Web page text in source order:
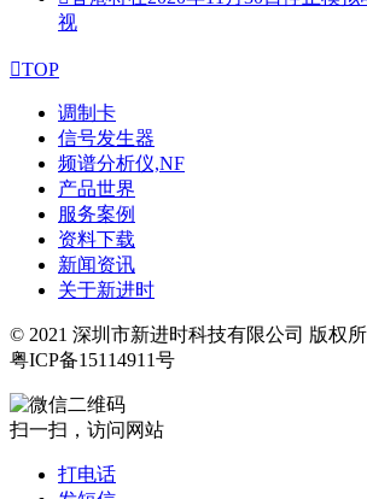
视
TOP
调制卡
信号发生器
频谱分析仪,NF
产品世界
服务案例
资料下载
新闻资讯
关于新进时
© 2021 深圳市新进时科技有限公司 版权
粤ICP备15114911号
扫一扫，访问网站
打电话